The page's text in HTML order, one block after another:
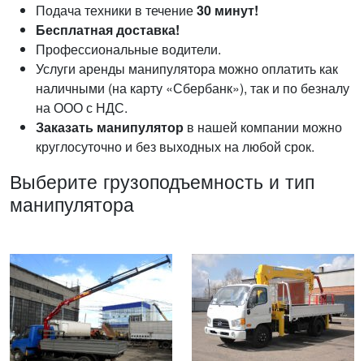
Подача техники в течение30 минут!
Бесплатная доставка!
Профессиональные водители.
Услуги аренды манипулятора можно оплатить как
наличными (на карту «Сбербанк»), так и по безналу
на ООО с НДС.
Заказать манипулятор в нашей компании можно
круглосуточно и без выходных на любой срок.
Выберите грузоподъемность и тип
манипулятора